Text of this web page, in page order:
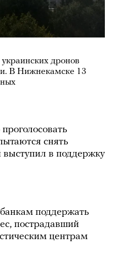
дронов
В Нижнекамске 13
снять
выступил в поддержку
поддержать
пострадавший
центрам